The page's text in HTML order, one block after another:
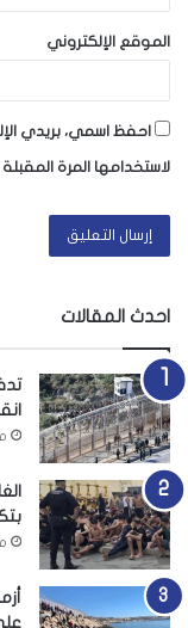
الموقع الإلكتروني
احفظ اسمي، بريدي
لاستخدامها المرة
احدث المقالات